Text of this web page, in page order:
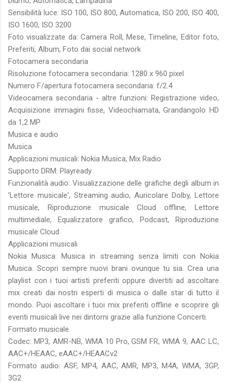
Sensibilità luce: ISO 100, ISO 800, Automatica, ISO 200, ISO 400,
ISO 1600, ISO 3200
Foto visualizzate da: Camera Roll, Mese, Timeline, Editor foto,
Preferiti, Album, Foto dai social network
Fotocamera secondaria
Risoluzione fotocamera secondaria: 1280 x 960 pixel
Numero F/apertura fotocamera secondaria: f/2.4
Videocamera secondaria - altre funzioni: Registrazione video,
Acquisizione immagini fisse, Videochiamata, Grandangolo HD
da 1,2 MP
Musica e audio
Musica
Applicazioni musicali: Nokia Musica, Mix Radio
Supporto DRM: Playready
Funzionalità audio: Visualizzazione delle grafiche degli album in
'Lettore musicale', Streaming audio, Auricolare Dolby, Lettore
musicale, Riproduzione musicale Cloud offline, Lettore
multimediale, Equalizzatore grafico, Podcast, Riproduzione
musicale Cloud
Applicazioni musicali
Nokia Musica: Musica in streaming senza limiti con Nokia
Musica. Scopri sempre nuovi brani ovunque tu sia. Crea una
playlist con i tuoi artisti preferiti oppure divertiti ad ascoltare
mix creati dai nostri esperti di musica o dalle star di tutto il
mondo. Puoi ascoltare i tuoi mix preferiti offline e scoprire gli
eventi musicali live nei dintorni grazie alla funzione Concerti.
Formato musicale
Codec: MP3, AMR-NB, WMA 10 Pro, GSM FR, WMA 9, AAC LC,
AAC+/HEAAC, eAAC+/HEAACv2
Formato audio: ASF, MP4, AAC, AMR, MP3, M4A, WMA, 3GP,
3G2